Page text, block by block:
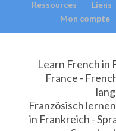
Ressources Liens
Mon compte
Learn French in
France -
Französisch
in Frankreich -